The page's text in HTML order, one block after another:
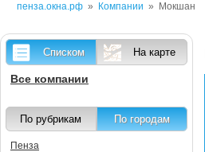
пенза.окна.рф » Компании » Мокшан
Списком На карте
Все компании
По рубрикам По городам
Пенза